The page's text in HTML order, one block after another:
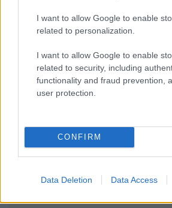
I want to allow Google to enable
related to personalization.
I want to allow Google to enable
related to security, including
functionality and fraud prevention,
user protection.
CONFIRM
Data Deletion Data Access